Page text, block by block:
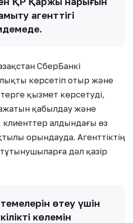
агенттігі
СберБанкі
көрсетіп отыр және
қызмет көрсетуді,
қабылдау және
клиенттер алдындағы өз
орындауда. Агенттіктің
дәл қазір
өтеу үшін
көлемін